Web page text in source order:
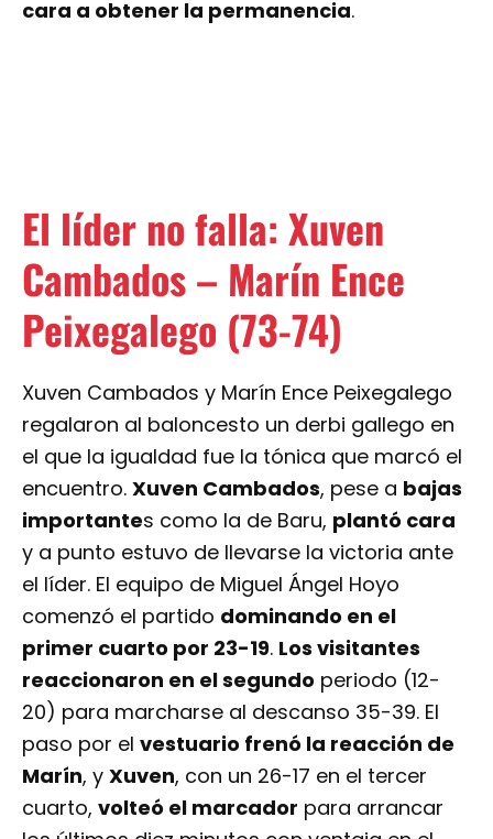
Cambados – Marín Ence
Peixegalego (73-74)
Xuven Cambados y Marín Ence Peixegalego
regalaron al baloncesto un derbi gallego en
encuentro. Xuven Cambados, pese abajas
importante s como la de Baru,plantó cara
y a punto estuvo de llevarse la victoria ante
el líder. El equipo de Miguel Ángel Hoyo
comenzó el partido dominando en el
primer cuarto por 23-19. Los visitantes
reaccionaron en el segundoperiodo (12-
20) para marcharse al descanso 35-39. El
paso por elvestuario frenó la reacción de
Marín, yXuven, con un 26-17 en el tercer
cuarto, volteó el marcadorpara arrancar
los últimos diez minutos con ventaja en el
marcador (61-56).Marínsacócarácter de
líderpara acabar llevándose la victoria (73-